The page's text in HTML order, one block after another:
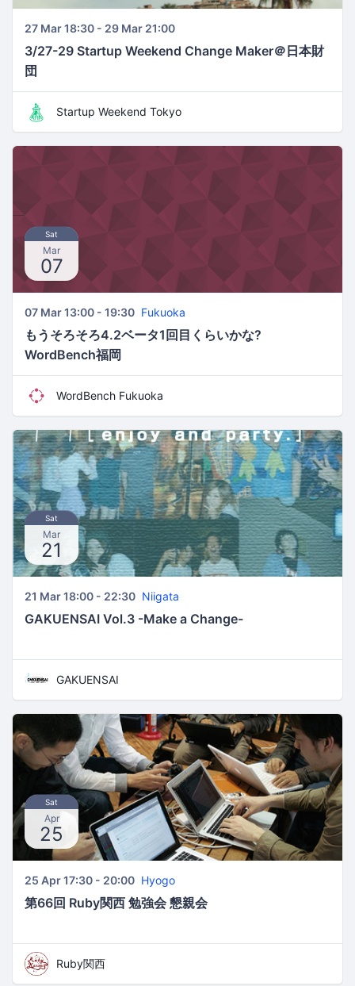
27 Mar 18:30 - 29 Mar 21:00
3/27-29 Startup Weekend Change Maker＠日本財
団
Startup Weekend Tokyo
Sat
Mar
07
07 Mar 13:00 - 19:30 Fukuoka
もうそろそろ4.2ベータ1回目くらいかな?
WordBench福岡
WordBench Fukuoka
Sat
Mar
21
21 Mar 18:00 - 22:30 Niigata
GAKUENSAI Vol.3 -Make a Change-
GAKUENSAI
Sat
Apr
25
25 Apr 17:30 - 20:00 Hyogo
第66回 Ruby関西 勉強会 懇親会
Ruby関西